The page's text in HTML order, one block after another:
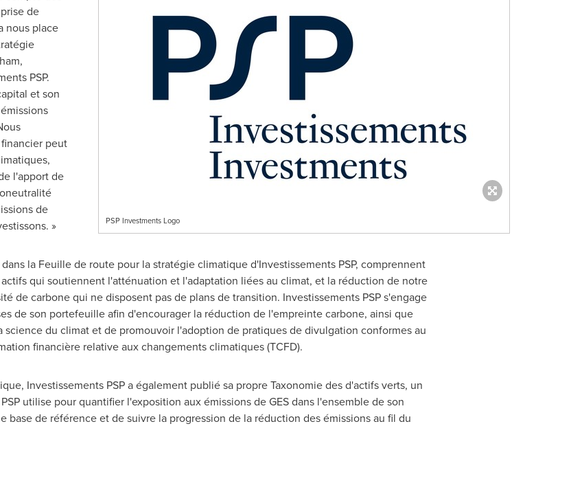
PSP Investments Logo
de
nous place
,
PSP.
et son
peut
l'apport de
de
»
la Feuille de route pour la stratégie climatique d'Investissements PSP, comprennent
qui soutiennent l'atténuation et l'adaptation liées au climat, et la réduction de notre
de carbone qui ne disposent pas de plans de transition. Investissements PSP s'engage
de son portefeuille afin d'encourager la réduction de l'empreinte carbone, ainsi que
du climat et de promouvoir l'adoption de pratiques de divulgation conformes au
financière relative aux changements climatiques (TCFD).
Investissements PSP a également publié sa propre Taxonomie des d'actifs verts, un
utilise pour quantifier l'exposition aux émissions de GES dans l'ensemble de son
de référence et de suivre la progression de la réduction des émissions au fil du